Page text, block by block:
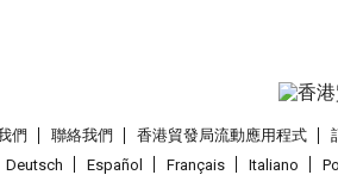
們 聯絡我們 香港貿發局流動應用程式
Deutsch Español Français Italiano